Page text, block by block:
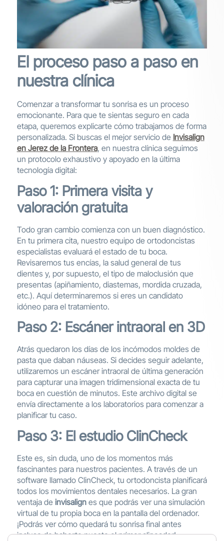
El proceso paso a paso en
nuestra clínica
Comenzar a transformar tu sonrisa es un proceso
emocionante. Para que te sientas seguro en cada
etapa, queremos explicarte cómo trabajamos de forma
personalizada. Si buscas el mejor servicio de Invisalign
en Jerez de la Frontera, en nuestra clínica seguimos
un protocolo exhaustivo y apoyado en la última
tecnología digital:
Paso 1: Primera visita y
valoración gratuita
Todo gran cambio comienza con un buen diagnóstico.
En tu primera cita, nuestro equipo de ortodoncistas
especialistas evaluará el estado de tu boca.
Revisaremos tus encías, la salud general de tus
dientes y, por supuesto, el tipo de maloclusión que
presentas (apiñamiento, diastemas, mordida cruzada,
etc.). Aquí determinaremos si eres un candidato
idóneo para el tratamiento.
Paso 2: Escáner intraoral en 3D
Atrás quedaron los días de los incómodos moldes de
pasta que daban náuseas. Si decides seguir adelante,
utilizaremos un escáner intraoral de última generación
para capturar una imagen tridimensional exacta de tu
boca en cuestión de minutos. Este archivo digital se
envía directamente a los laboratorios para comenzar a
planificar tu caso.
Paso 3: El estudio ClinCheck
Este es, sin duda, uno de los momentos más
fascinantes para nuestros pacientes. A través de un
software llamado ClinCheck, tu ortodoncista planificará
todos los movimientos dentales necesarios. La gran
ventaja de invisalignes que podrás ver una simulación
virtual de tu propia boca en la pantalla del ordenador.
¡Podrás ver cómo quedará tu sonrisa final antes
incluso de haberte puesto el primer alineador!